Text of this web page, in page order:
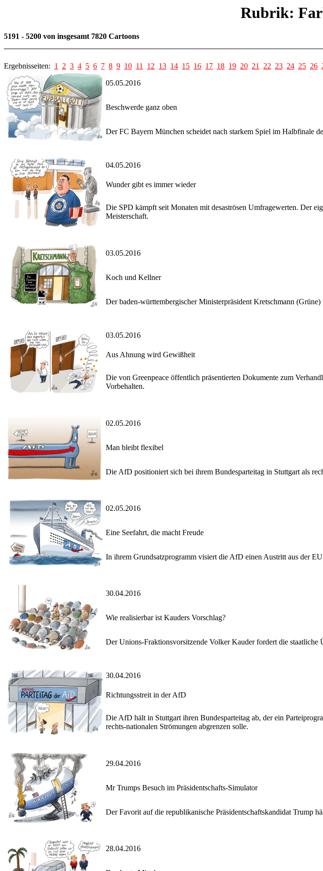
Rubrik:
5191 - 5200 von insgesamt 7820 Cartoons
Ergebnisseiten: 1 2 3 4 5 6 7 8 9 10 11 12 13 14 15 16 17 18 19 20 21 22 23 24 25 26
05.05.2016
Beschwerde ganz oben
Der FC Bayern München scheidet nach starkem Spiel im Halbfinale
04.05.2016
Wunder gibt es immer wieder
Die SPD kämpft seit Monaten mit desaströsen Umfragewerten. Der
Meisterschaft.
03.05.2016
Koch und Kellner
Der baden-württembergischer Ministerpräsident Kretschmann
03.05.2016
Aus Ahnung wird Gewißheit
Die von Greenpeace öffentlich präsentierten Dokumente zum
Vorbehalten.
02.05.2016
Man bleibt flexibel
Die AfD positioniert sich bei ihrem Bundesparteitag in Stuttgart als
02.05.2016
Eine Seefahrt, die macht Freude
In ihrem Grundsatzprogramm visiert die AfD einen Austritt aus der
30.04.2016
Wie realisierbar ist Kauders Vorschlag?
Der Unions-Fraktionsvorsitzende Volker Kauder fordert die
30.04.2016
Richtungsstreit in der AfD
Die AfD hält in Stuttgart ihren Bundesparteitag ab, der ein
rechts-nationalen Strömungen abgrenzen solle.
29.04.2016
Mr Trumps Besuch im Präsidentschafts-Simulator
Der Favorit auf die republikanische Präsidentschaftskandidat Trump
28.04.2016